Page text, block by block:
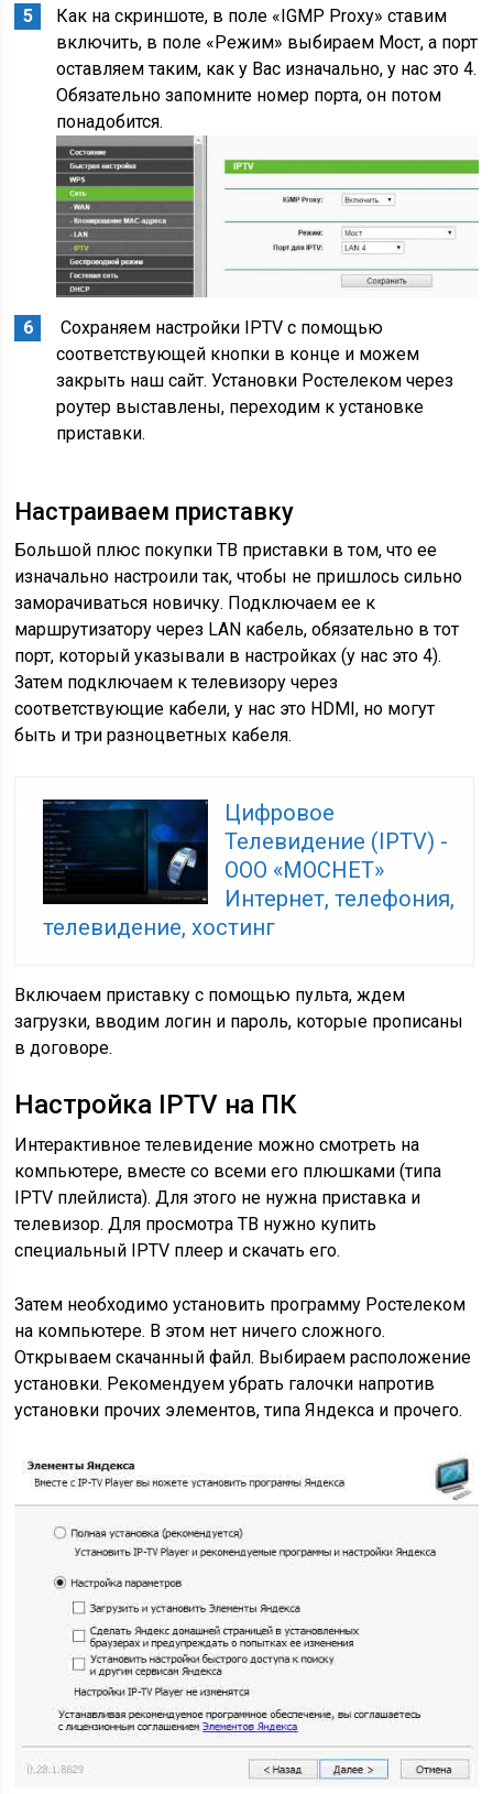
Как на скриншоте, в поле «IGMP Proxy» ставим
включить, в поле «Режим» выбираем Мост, а порт
оставляем таким, как у Вас изначально, у нас это 4.
Обязательно запомните номер порта, он потом
понадобится.
Сохраняем настройки IPTV с помощью
соответствующей кнопки в конце и можем
закрыть наш сайт. Установки Ростелеком через
роутер выставлены, переходим к установке
приставки.
Настраиваем приставку
Большой плюс покупки ТВ приставки в том, что ее
изначально настроили так, чтобы не пришлось сильно
заморачиваться новичку. Подключаем ее к
маршрутизатору через LAN кабель, обязательно в тот
порт, который указывали в настройках (у нас это 4).
Затем подключаем к телевизору через
соответствующие кабели, у нас это HDMI, но могут
быть и три разноцветных кабеля.
Цифровое
Телевидение (IPTV) -
ООО «МОСНЕТ»
Интернет, телефония,
телевидение, хостинг
Включаем приставку с помощью пульта, ждем
загрузки, вводим логин и пароль, которые прописаны
в договоре.
Настройка IPTV на ПК
Интерактивное телевидение можно смотреть на
компьютере, вместе со всеми его плюшками (типа
IPTV плейлиста). Для этого не нужна приставка и
телевизор. Для просмотра ТВ нужно купить
специальный IPTV плеер и скачать его.
Затем необходимо установить программу Ростелеком
на компьютере. В этом нет ничего сложного.
Открываем скачанный файл. Выбираем расположение
установки. Рекомендуем убрать галочки напротив
установки прочих элементов, типа Яндекса и прочего.